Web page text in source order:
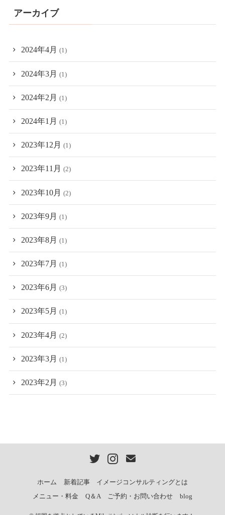
アーカイブ
2024年4月 (1)
2024年3月 (1)
2024年2月 (1)
2024年1月 (1)
2023年12月 (1)
2023年11月 (2)
2023年10月 (2)
2023年9月 (1)
2023年8月 (1)
2023年7月 (1)
2023年6月 (3)
2023年5月 (1)
2023年4月 (2)
2023年3月 (1)
2023年2月 (3)
ホーム 新着記事
イメージコンサルティングとは
メニュー・料金
Q＆A ご予約・お問い合わせ blog